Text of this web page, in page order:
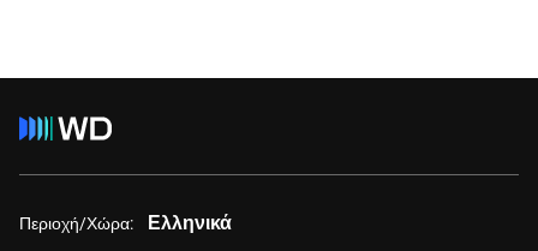
Περιοχή/Χώρα: Ελληνικά